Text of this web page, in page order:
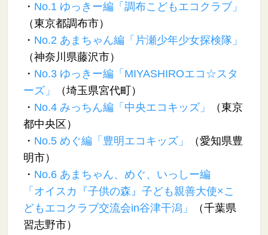
・ No.1 ゆっきー編「調布こどもエコクラブ」
（東京都調布市）
・ No.2 あまちゃん編「片瀬少年少女探検隊」
（神奈川県藤沢市）
・ No.3 ゆっきー編「MIYASHIROエコ☆スタ
ーズ」
（埼玉県宮代町）
・ No.4 みっちん編「中央エコキッズ」
（東京
都中央区）
・ No.5 めぐ編「豊明エコキッズ」
（愛知県豊
明市）
・ No.6 あまちゃん、めぐ、いっしー編
「オイスカ『子供の森』子ども親善大使×こ
どもエコクラブ交流会in谷津干潟」
（千葉県
習志野市）